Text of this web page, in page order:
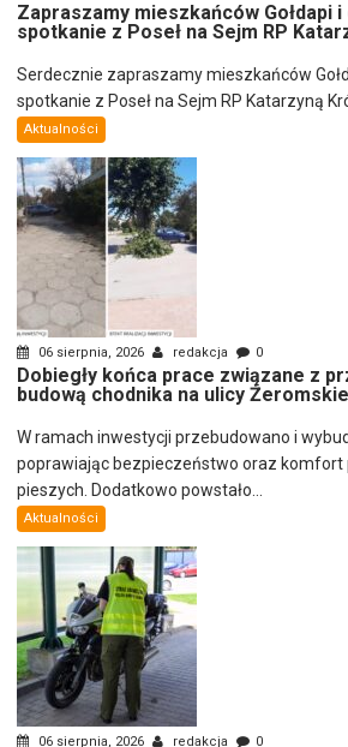
Zapraszamy mieszkańców Gołdapi
spotkanie z Poseł na Sejm RP
Serdecznie zapraszamy mieszkańców
spotkanie z Poseł na Sejm RP Katarzyną
Aktualności
06 sierpnia, 2026 redakcja 0
Dobiegły końca prace związane z
budową chodnika na ulicy
W ramach inwestycji przebudowano i
poprawiając bezpieczeństwo oraz komfort
pieszych. Dodatkowo powstało...
Aktualności
06 sierpnia, 2026 redakcja 0